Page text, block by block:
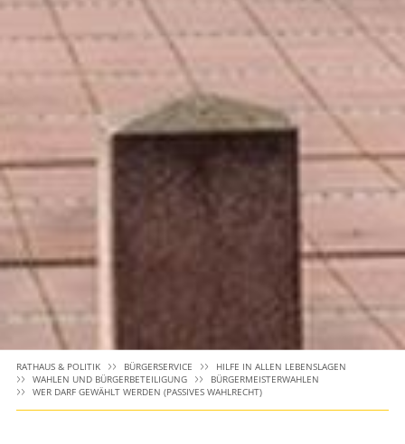
RATHAUS & POLITIK BÜRGERSERVICE
HILFE IN ALLEN LEBENSLAGEN
WAHLEN UND BÜRGERBETEILIGUNG
BÜRGERMEISTERWAHLEN
WER DARF GEWÄHLT WERDEN (PASSIVES WAHLRECHT)